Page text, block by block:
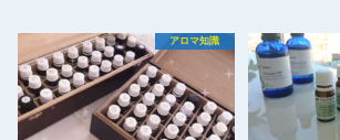
アロマ知識